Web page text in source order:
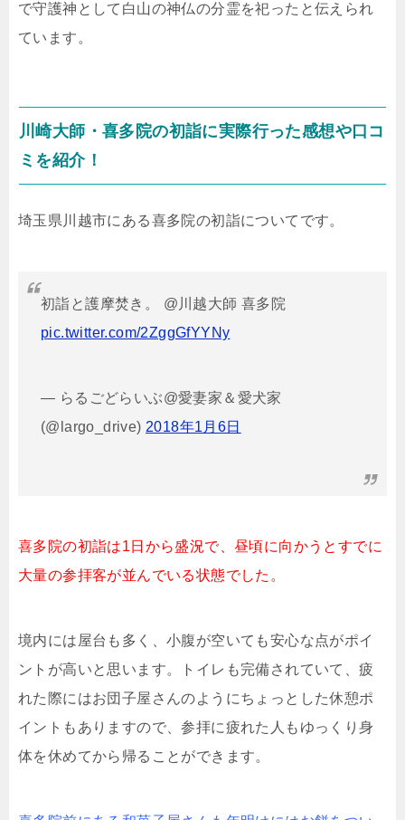
で守護神として白山の神仏の分霊を祀ったと伝えられ
ています。
川崎大師・喜多院の初詣に実際行った感想や口コ
ミを紹介！
埼玉県川越市にある喜多院の初詣についてです。
初詣と護摩焚き。 @川越大師 喜多院
pic.twitter.com/2ZggGfYYNy
— らるごどらいぶ@愛妻家＆愛犬家
(@largo_drive) 2018年1月6日
喜多院の初詣は1日から盛況で、昼頃に向かうとすでに
大量の参拝客が並んでいる状態でした。
境内には屋台も多く、小腹が空いても安心な点がポイ
ントが高いと思います。トイレも完備されていて、疲
れた際にはお団子屋さんのようにちょっとした休憩ポ
イントもありますので、参拝に疲れた人もゆっくり身
体を休めてから帰ることができます。